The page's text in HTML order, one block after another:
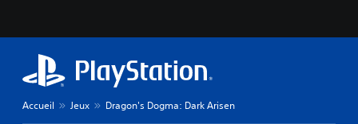
Accueil Jeux Dragon's Dogma: Dark Arisen